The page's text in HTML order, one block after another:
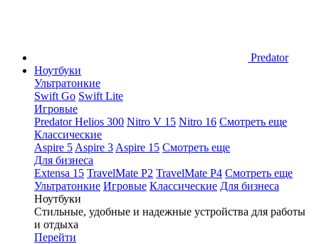
Predator
Ноутбуки
Ультратонкие
Swift Go Swift Lite
Игровые
Predator Helios 300 Nitro V 15 Nitro 16 Смотреть еще
Классические
Aspire 5 Aspire 3 Aspire 15 Смотреть еще
Для бизнеса
Extensa 15 TravelMate P2 TravelMate P4 Смотреть еще
Ультратонкие Игровые Классические Для бизнеса
Ноутбуки
Стильные, удобные и надежные устройства для работы
и отдыха
Перейти